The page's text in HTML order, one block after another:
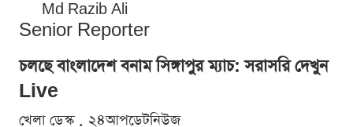
Md Razib Ali
Senior Reporter
চলছে বাংলাদেশ বনাম সিঙ্গাপুর ম্যাচ: সরাসরি দেখুন
Live
খেলা ডেস্ক . ২৪আপডেটনিউজ